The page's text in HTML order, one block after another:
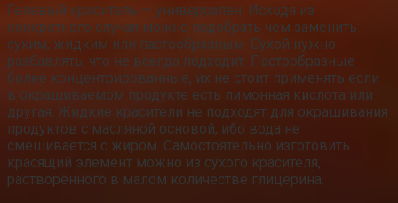
Гелевый краситель — универсален. Исходя из
конкретного случая можно подобрать чем заменить:
сухим, жидким или пастообразным. Сухой нужно
разбавлять, что не всегда подходит. Пастообразные
более концентрированные, их не стоит применять если
в окрашиваемом продукте есть лимонная кислота или
другая. Жидкие красители не подходят для окрашивания
продуктов с масляной основой, ибо вода не
смешивается с жиром. Самостоятельно изготовить
красящий элемент можно из сухого красителя,
растворённого в малом количестве глицерина.